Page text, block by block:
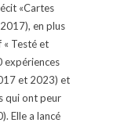
«Cartes
en plus
« Testé et
expériences
et 2023) et
qui ont peur
Elle a lancé